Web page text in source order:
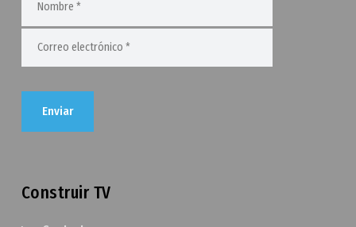
Construir TV